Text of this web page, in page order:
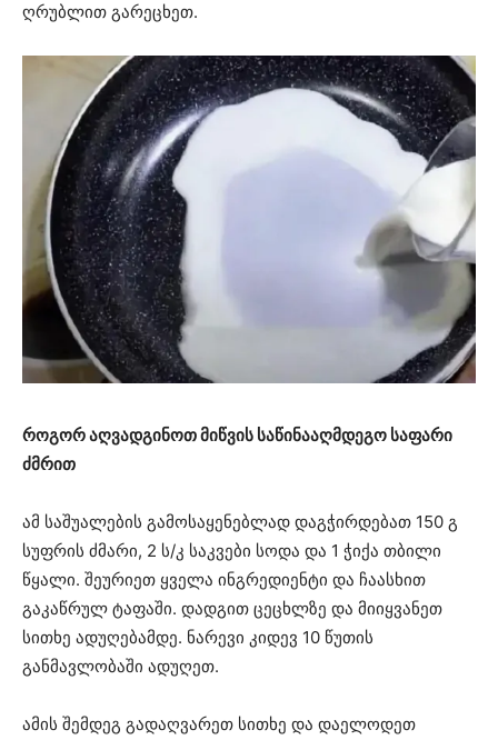
ღრუბლით გარეცხეთ.
როგორ აღვადგინოთ მიწვის საწინააღმდეგო საფარი
ძმრით
ამ საშუალების გამოსაყენებლად დაგჭირდებათ 150 გ
სუფრის ძმარი, 2 ს/კ საკვები სოდა და 1 ჭიქა თბილი
წყალი. შეურიეთ ყველა ინგრედიენტი და ჩაასხით
გაკაწრულ ტაფაში. დადგით ცეცხლზე და მიიყვანეთ
სითხე ადუღებამდე. ნარევი კიდევ 10 წუთის
განმავლობაში ადუღეთ.
ამის შემდეგ გადაღვარეთ სითხე და დაელოდეთ